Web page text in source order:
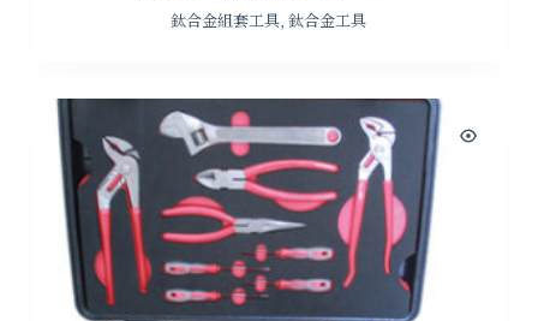
鈦合金組套工具,鈦合金工具